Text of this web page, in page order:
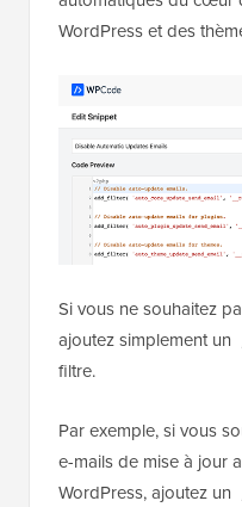
WordPress et des
Si vous ne souhaitez
ajoutez simplement un
filtre.
Par exemple, si vous
e-mails de mise à jour
WordPress, ajoutez un